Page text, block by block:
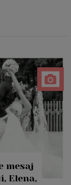
mesaj
Elena,